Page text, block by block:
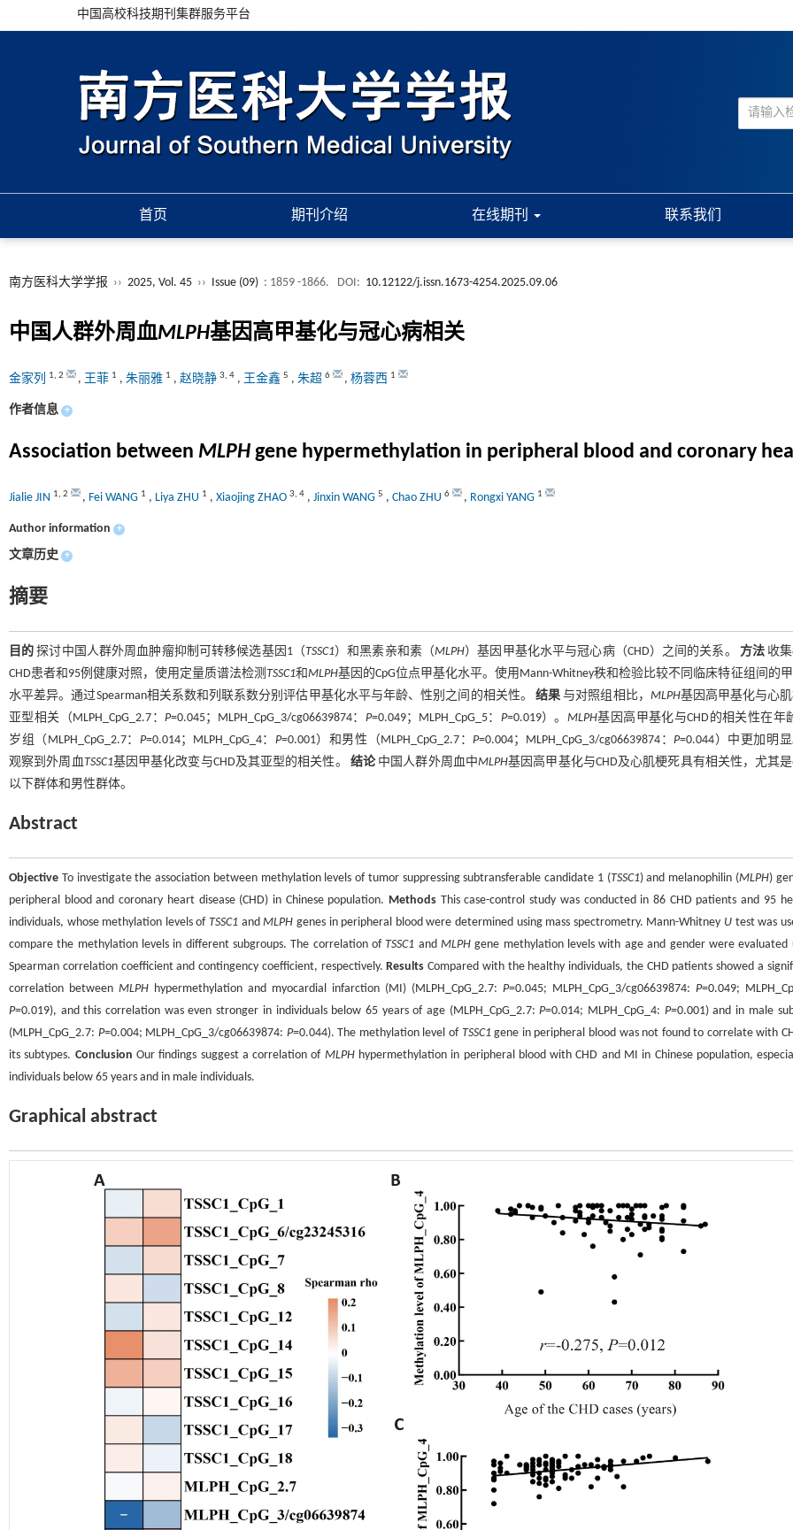
中国高校科技期刊集群服务平台
首页 期刊介绍 在线期刊 联系我们
南方医科大学学报 ›› 2025, Vol. 45 ›› Issue (09) : 1859 -1866. DOI: 10.12122/j.issn.1673-4254.2025.09.06
中国人群外周血MLPH基因高甲基化与冠心病相关
金家列 1, 2 , 王菲 1 , 朱丽雅 1 , 赵晓静 3, 4 , 王金鑫 5 , 朱超 6 , 杨蓉西 1
作者信息 +
Association between MLPH gene hypermethylation in peripheral blood and coronary
Jialie JIN 1, 2 , Fei WANG 1 , Liya ZHU 1 , Xiaojing ZHAO 3, 4 , Jinxin WANG 5 , Chao ZHU 6 , Rongxi YANG 1
Author information +
文章历史 +
摘要
目的 探讨中国人群外周血肿瘤抑制可转移候选基因1（TSSC1）和黑素亲和素（MLPH）基因甲基化水平与冠心病（CHD）之间的关系。 方法 收
CHD患者和95例健康对照，使用定量质谱法检测TSSC1和MLPH基因的CpG位点甲基化水平。使用Mann-Whitney秩和检验比较不同临床特征组间的
水平差异。通过Spearman相关系数和列联系数分别评估甲基化水平与年龄、性别之间的相关性。 结果 与对照组相比， MLPH基因高甲基化与心
亚型相关（MLPH_CpG_2.7： P=0.045；MLPH_CpG_3/cg06639874： P=0.049；MLPH_CpG_5： P=0.019）。 MLPH基因高甲基化与CHD的相关性在年
岁组（MLPH_CpG_2.7： P=0.014；MLPH_CpG_4： P=0.001）和男性（MLPH_CpG_2.7：P=0.004；MLPH_CpG_3/cg06639874：P=0.044）中更加明
观察到外周血TSSC1基因甲基化改变与CHD及其亚型的相关性。 结论中国人群外周血中MLPH基因高甲基化与CHD及心肌梗死具有相关性，尤其
以下群体和男性群体。
Abstract
Objective To investigate the association between methylation levels of tumor suppressing subtransferable candidate 1 (TSSC1) and melanophilin (MLPH)
peripheral blood and coronary heart disease (CHD) in Chinese population. Methods This case-control study was conducted in 86 CHD patients and 95
individuals, whose methylation levels ofTSSC1 andMLPH genes in peripheral blood were determined using mass spectrometry. Mann-Whitney U test was
compare the methylation levels in different subgroups. The correlation ofTSSC1 andMLPH gene methylation levels with age and gender were evaluated
Spearman correlation coefficient and contingency coefficient, respectively.Results Compared with the healthy individuals, the CHD patients showed a
correlation between MLPHhypermethylation and myocardial infarction (MI) (MLPH_CpG_2.7: P=0.045; MLPH_CpG_3/cg06639874: P=0.049;
P=0.019), and this correlation was even stronger in individuals below 65 years of age (MLPH_CpG_2.7:P=0.014; MLPH_CpG_4: P=0.001) and in male
(MLPH_CpG_2.7: P=0.004; MLPH_CpG_3/cg06639874: P=0.044). The methylation level of TSSC1gene in peripheral blood was not found to correlate with
its subtypes. Conclusion Our findings suggest a correlation of MLPHhypermethylation in peripheral blood with CHD and MI in Chinese population,
individuals below 65 years and in male individuals.
Graphical abstract